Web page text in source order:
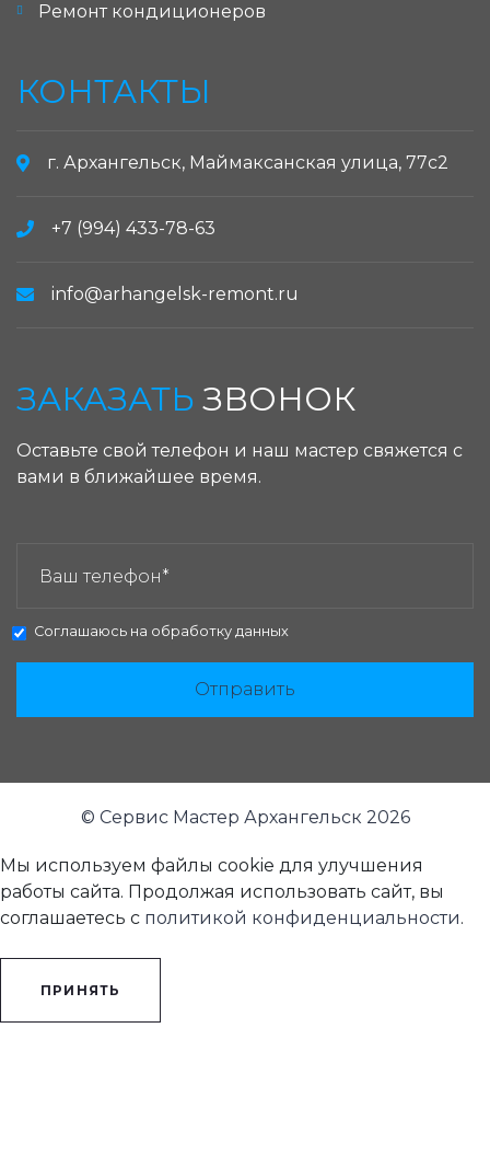
Ремонт кондиционеров
КОНТАКТЫ
г. Архангельск, Маймаксанская улица, 77с2
+7 (994) 433-78-63
info@arhangelsk-remont.ru
ЗАКАЗАТЬ ЗВОНОК
Оставьте свой телефон и наш мастер свяжется с
вами в ближайшее время.
Соглашаюсь на обработку данных
Отправить
© Сервис Мастер Архангельск 2026
Мы используем файлы cookie для улучшения
работы сайта. Продолжая использовать сайт, вы
соглашаетесь с политикой конфиденциальности.
ПРИНЯТЬ